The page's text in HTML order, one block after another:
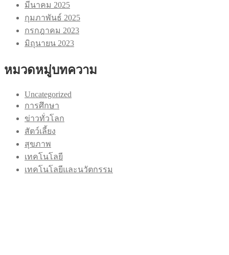
มีนาคม 2025
กุมภาพันธ์ 2025
กรกฎาคม 2023
มิถุนายน 2023
หมวดหมู่บทความ
Uncategorized
การศึกษา
ข่าวทั่วโลก
สัตว์เลี้ยง
สุขภาพ
เทคโนโลยี
เทคโนโลยีและนวัตกรรม